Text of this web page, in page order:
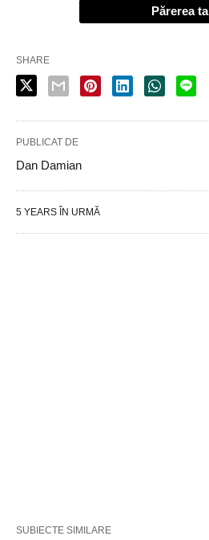
Părerea ta
SHARE
PUBLICAT DE
Dan Damian
5 YEARS ÎN URMĂ
SUBIECTE SIMILARE